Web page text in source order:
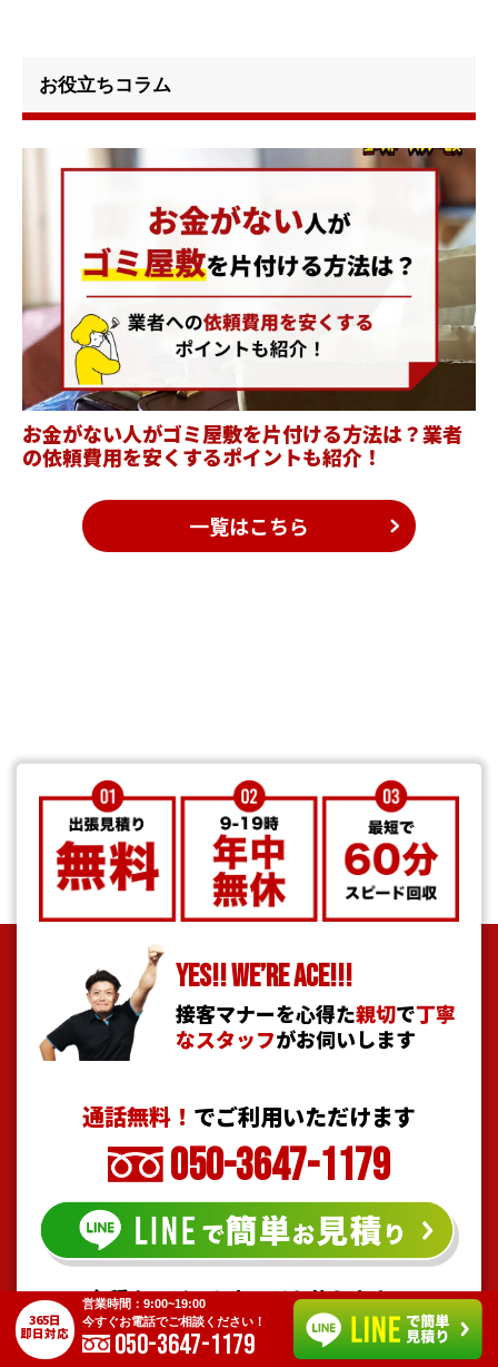
お役立ちコラム
お金がない人がゴミ屋敷を片付ける方法は？業者
の依頼費用を安くするポイントも紹介！
一覧はこちら
YES!! WE’RE ACE!!!
接客マナーを心得た親切で丁寧
なスタッフがお伺いします
通話無料！ でご利用いただけます
050-3647-1179
各種クレジットカードも使えます！
365日
即日対応
営業時間：9:00~19:00
今すぐお電話でご相談ください！
050-3647-1179